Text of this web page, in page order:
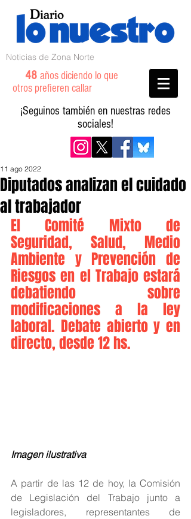
Noticias de Zona Norte
48 años diciendo lo que
otros prefieren callar
¡Seguinos también en nuestras redes
sociales!
Diputados analizan el cuidado
al trabajador
11 ago 2022
El Comité Mixto de
Seguridad, Salud, Medio
Ambiente y Prevención de
Riesgos en el Trabajo estará
debatiendo sobre
modificaciones a la ley
laboral. Debate abierto y en
directo, desde 12 hs.
Imagen ilustrativa
A partir de las 12 de hoy, la Comisión
de Legislación del Trabajo junto a
legisladores, representantes de